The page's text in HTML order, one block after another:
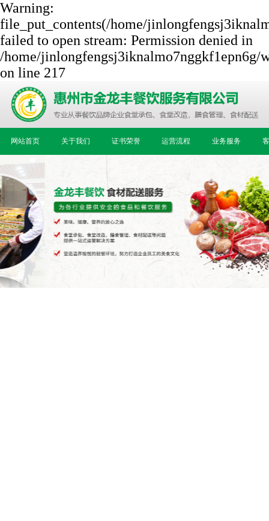
Warning:
file_put_contents(/home/
failed to open stream: Permission denied in
/home/jinlongfengsj3iknalmo7nggkf1epn6g/
on line 217
网站首页 关于我们 证书荣誉 运营流程 业务服务